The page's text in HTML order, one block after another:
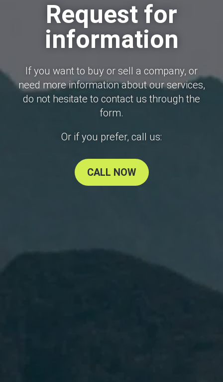
Request for
information
If you want to buy or sell a company, or
need more information about our services,
do not hesitate to contact us through the
form.
Or if you prefer, call us:
CALL NOW